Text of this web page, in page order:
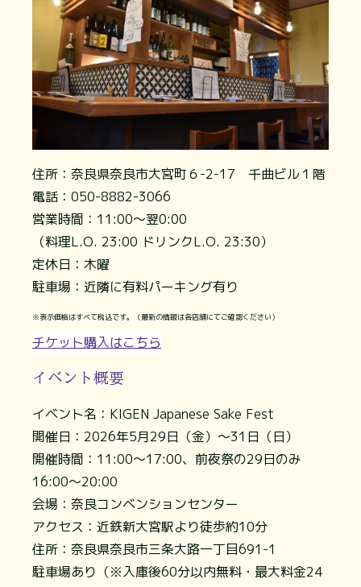
住所：奈良県奈良市大宮町６-2-17 千曲ビル１階
電話：050-8882-3066
営業時間：11:00～翌0:00
（料理L.O. 23:00 ドリンクL.O. 23:30）
定休日：木曜
駐車場：近隣に有料パーキング有り
※表示価格はすべて税込です。（最新の情報は各店舗にてご確認ください）
チケット購入はこちら
イベント概要
イベント名：KIGEN Japanese Sake Fest
開催日：2026年5月29日（金）～31日（日）
開催時間：11:00～17:00、前夜祭の29日のみ
16:00～20:00
会場：奈良コンベンションセンター
アクセス：近鉄新大宮駅より徒歩約10分
住所：奈良県奈良市三条大路一丁目691-1
駐車場あり（※入庫後60分以内無料・最大料金24